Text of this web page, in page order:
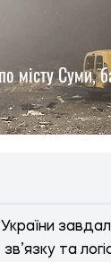
місту Суми,
та